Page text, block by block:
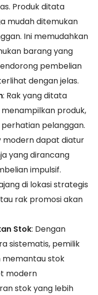
Produk ditata
mudah ditemukan
Ini memudahkan
barang yang
pembelian
dengan jelas.
: Rak yang ditata
produk,
pelanggan.
modern dapat diatur
yang dirancang
impulsif.
di lokasi strategis
rak promosi akan
Stok: Dengan
sistematis, pemilik
memantau stok
modern
stok yang lebih